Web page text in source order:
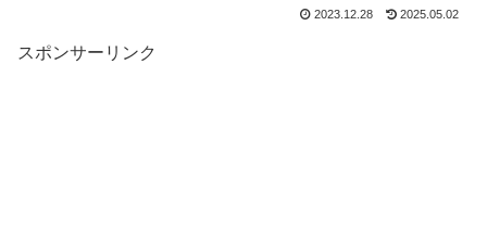
2023.12.28 2025.05.02
スポンサーリンク